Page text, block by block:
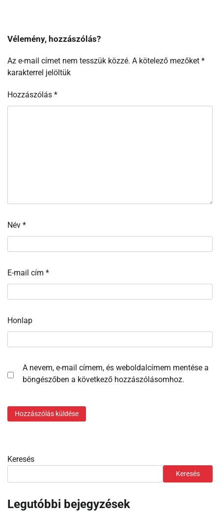
Vélemény, hozzászólás?
Az e-mail címet nem tesszük közzé. A kötelező mezőket *
karakterrel jelöltük
Hozzászólás *
Név *
E-mail cím *
Honlap
A nevem, e-mail címem, és weboldalcímem mentése a
böngészőben a következő hozzászólásomhoz.
Keresés
Keresés
Legutóbbi bejegyzések